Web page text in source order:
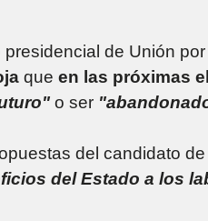
de Unión
que en las próximas
o ser
del candidato
del Estado a los